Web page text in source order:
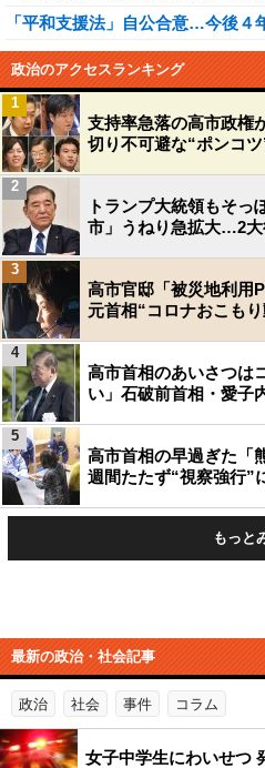
「平和支援法」自公合意…今後４
政治のアクセスランキング
支持率急落の高市政権
切り不可避な“ポンコ
1
トランプ大統領もそっ
市」うねり急拡大…2
2
高市官邸「被災地利用
元首相“コロナおこも
3
高市首相のあいさつは
い」石破前首相・愛子
4
高市首相の早過ぎた「
週間たたず“視察強行”
5
もっと
最新の政治・社会記事
政治 社会 事件 コラム
女子中学生にわいせつ